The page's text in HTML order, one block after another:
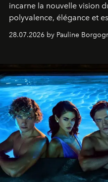
incarne la nouvelle vision
polyvalence, élégance et
28.07.2026 by Pauline